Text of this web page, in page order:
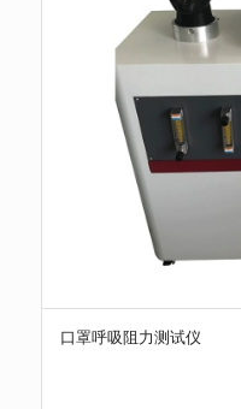
口罩呼吸阻力测试仪